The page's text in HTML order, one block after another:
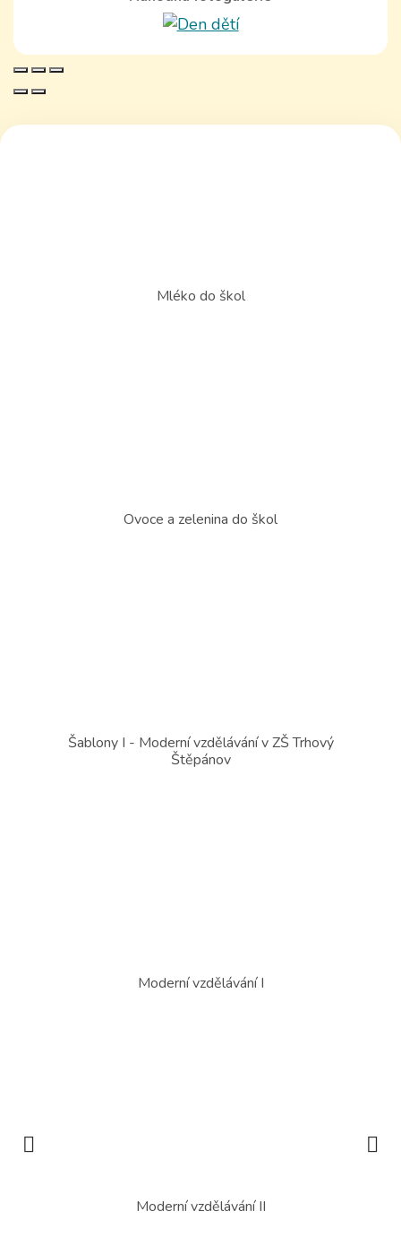
Mléko do škol
Ovoce a zelenina do škol
Šablony I - Moderní vzdělávání v ZŠ Trhový
Štěpánov
Moderní vzdělávání I
Moderní vzdělávání II